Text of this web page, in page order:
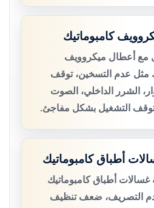
كامبوماتيك
مع أعطال ميكروويف
مثل عدم التسخين، توقف
الشرر الداخلي، الصوت
توقف التشغيل بشكل مفاجئ.
أطباق كامبوماتيك
غسالات أطباق كامبوماتيك
التصريف، ضعف تنظيف